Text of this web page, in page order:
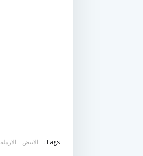
Tags: الابيض الارمله